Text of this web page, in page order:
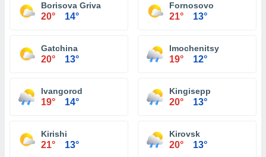
Borisova Griva
20° 14°
Fornosovo
21° 13°
Gatchina
20° 13°
Imochenitsy
19° 12°
Ivangorod
19° 14°
Kingisepp
20° 13°
Kirishi
21° 13°
Kirovsk
20° 13°